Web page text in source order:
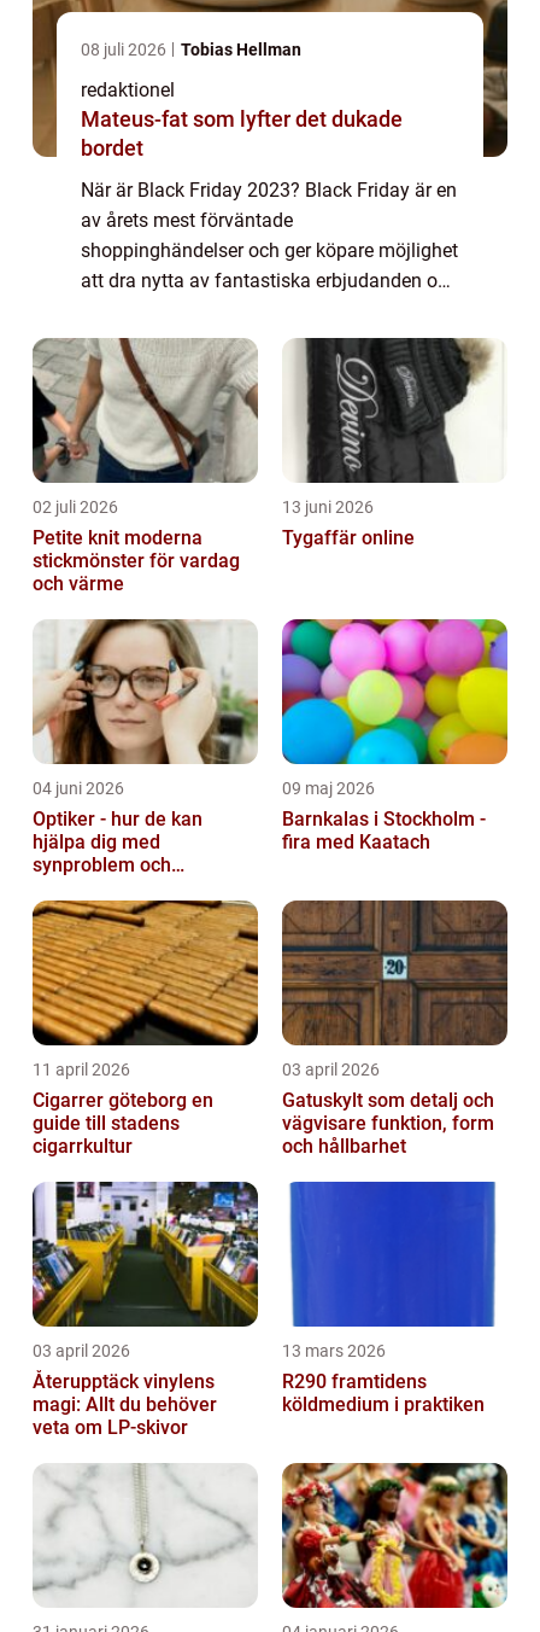
08 juli 2026 Tobias Hellman
redaktionel
Mateus-fat som lyfter det dukade
bordet
När är Black Friday 2023? Black Friday är en
av årets mest förväntade
shoppinghändelser och ger köpare möjlighet
att dra nytta av fantastiska erbjudanden och
grundlig översikt över när Black Friday äger
r...
02 juli 2026
Petite knit moderna
stickmönster för vardag
och värme
13 juni 2026
Tygaffär online
04 juni 2026
Optiker - hur de kan
hjälpa dig med
synproblem och
09 maj 2026
Barnkalas i Stockholm -
fira med Kaatach
11 april 2026
Cigarrer göteborg en
guide till stadens
cigarrkultur
03 april 2026
Gatuskylt som detalj och
vägvisare funktion, form
och hållbarhet
03 april 2026
Återupptäck vinylens
magi: Allt du behöver
veta om LP-skivor
13 mars 2026
R290 framtidens
köldmedium i praktiken